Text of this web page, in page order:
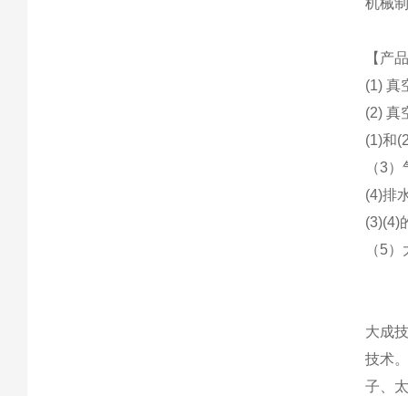
机械
【产
(1) 真
(2) 真
(1)和
（3
(4)排
(3)(4)
（5
大成
技术
子、